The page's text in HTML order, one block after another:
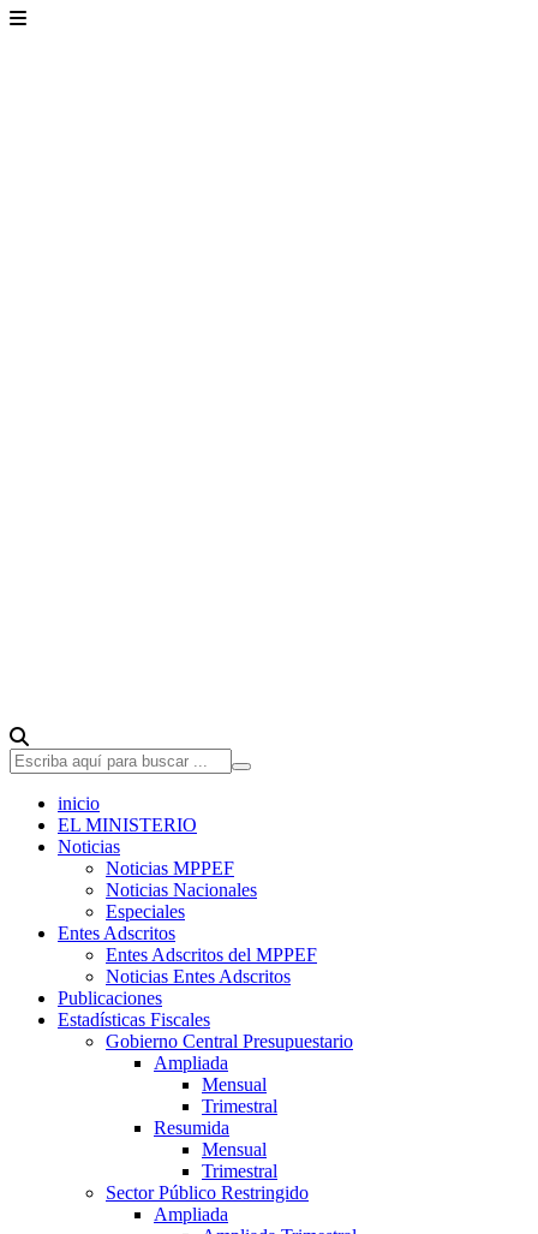
inicio
EL MINISTERIO
Noticias
Noticias MPPEF
Noticias Nacionales
Especiales
Entes Adscritos
Entes Adscritos del MPPEF
Noticias Entes Adscritos
Publicaciones
Estadísticas Fiscales
Gobierno Central Presupuestario
Ampliada
Mensual
Trimestral
Resumida
Mensual
Trimestral
Sector Público Restringido
Ampliada